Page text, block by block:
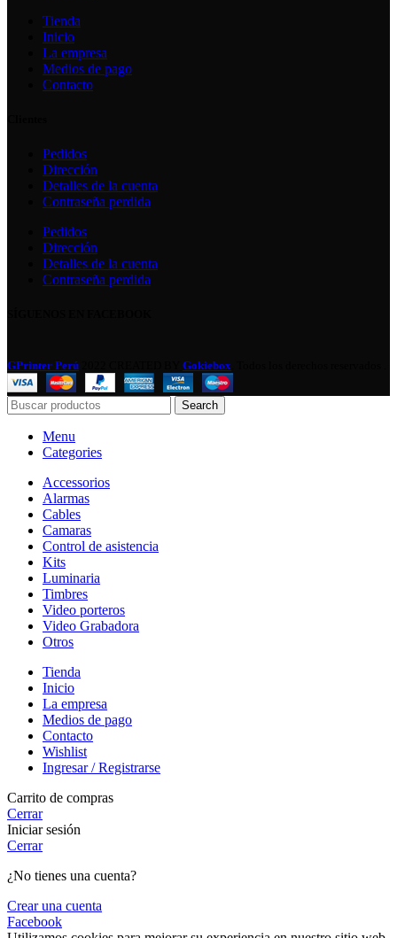
Tienda
Inicio
La empresa
Medios de pago
Contacto
Pedidos
Dirección
Detalles de la cuenta
Contraseña perdida
Pedidos
Dirección
Detalles de la cuenta
Contraseña perdida
GPrinter Perú Gokiebox
Search
Menu
Categories
Accessorios
Alarmas
Cables
Camaras
Control de asistencia
Kits
Luminaria
Timbres
Video porteros
Video Grabadora
Otros
Tienda
Inicio
La empresa
Medios de pago
Contacto
Wishlist
Ingresar / Registrarse
Carrito de compras
Cerrar
Iniciar sesión
Cerrar
¿No tienes una cuenta?
Crear una cuenta
Facebook